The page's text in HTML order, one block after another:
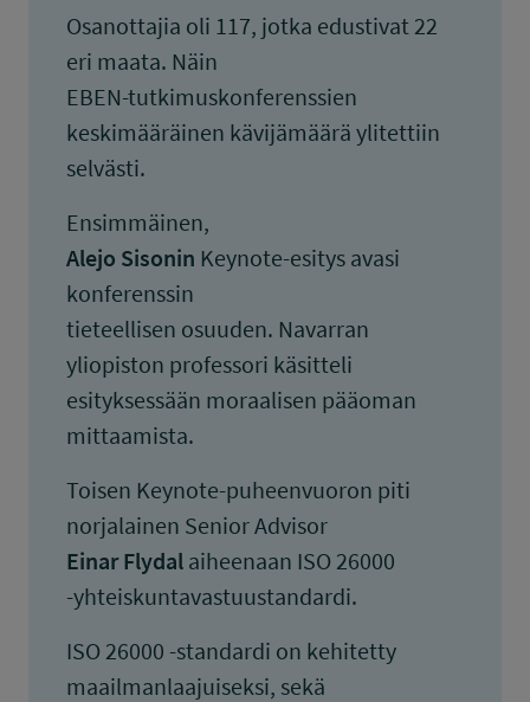
Osanottajia oli 117, jotka edustivat 22
eri maata. Näin
EBEN-tutkimuskonferenssien
keskimääräinen kävijämäärä ylitettiin
selvästi.
Ensimmäinen,
Alejo Sisonin Keynote-esitys avasi
konferenssin
tieteellisen osuuden. Navarran
yliopiston professori käsitteli
esityksessään moraalisen pääoman
mittaamista.
Toisen Keynote-puheenvuoron piti
norjalainen Senior Advisor
Einar Flydal aiheenaan ISO 26000
-yhteiskuntavastuustandardi.
ISO 26000 -standardi on kehitetty
maailmanlaajuiseksi, sekä